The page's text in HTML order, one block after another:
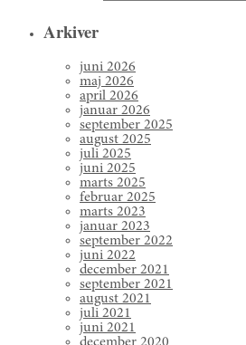
Arkiver
juni 2026
maj 2026
april 2026
januar 2026
september 2025
august 2025
juli 2025
juni 2025
marts 2025
februar 2025
marts 2023
januar 2023
september 2022
juni 2022
december 2021
september 2021
august 2021
juli 2021
juni 2021